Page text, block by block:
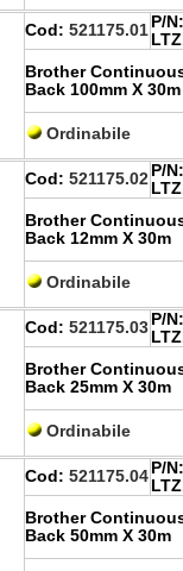
Cod: 521175.01 P/N:
Brother
Back 100mm X 30m
Ordinabile
Cod: 521175.02 P/N:
Brother
Back 12mm X 30m
Ordinabile
Cod: 521175.03 P/N:
Brother
Back 25mm X 30m
Ordinabile
Cod: 521175.04 P/N:
Brother
Back 50mm X 30m